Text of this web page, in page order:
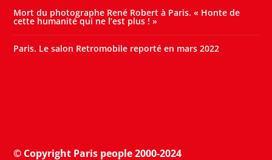
Mort du photographe René Robert à Paris. « Honte de
cette humanité qui ne l’est plus ! »
Paris. Le salon Retromobile reporté en mars 2022
© Copyright Paris people 2000-2024